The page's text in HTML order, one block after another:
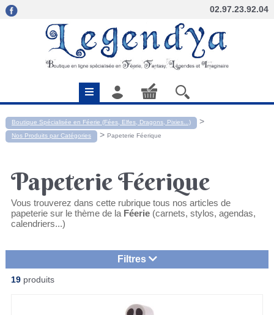
02.97.23.92.04
Boutique Spécialisée en Féerie (Fées, Elfes, Dragons, Pixies...) >
Nos Produits par Catégories > Papeterie Féerique
Papeterie Féerique
Vous trouverez dans cette rubrique tous nos articles de
papeterie sur le thème de la Féerie (carnets, stylos, agendas,
calendriers...)
Filtres
19 produits